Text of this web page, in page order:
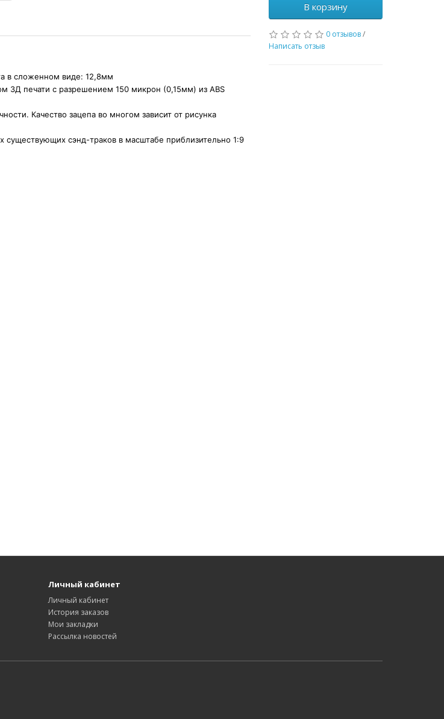
в сложенном виде: 12,8мм
3Д печати с разрешением 150 микрон (0,15мм) из ABS
Качество зацепа во многом зависит от рисунка
существующих сэнд-траков в масштабе приблизительно 1:9
В корзину
0 отзывов/
Написать отзыв
Личный кабинет
Личный кабинет
История заказов
Мои закладки
Рассылка новостей